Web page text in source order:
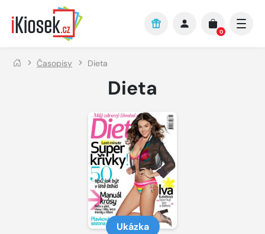
Přejít na hlavní obsah
0
Časopisy Dieta
Dieta
Ukázka